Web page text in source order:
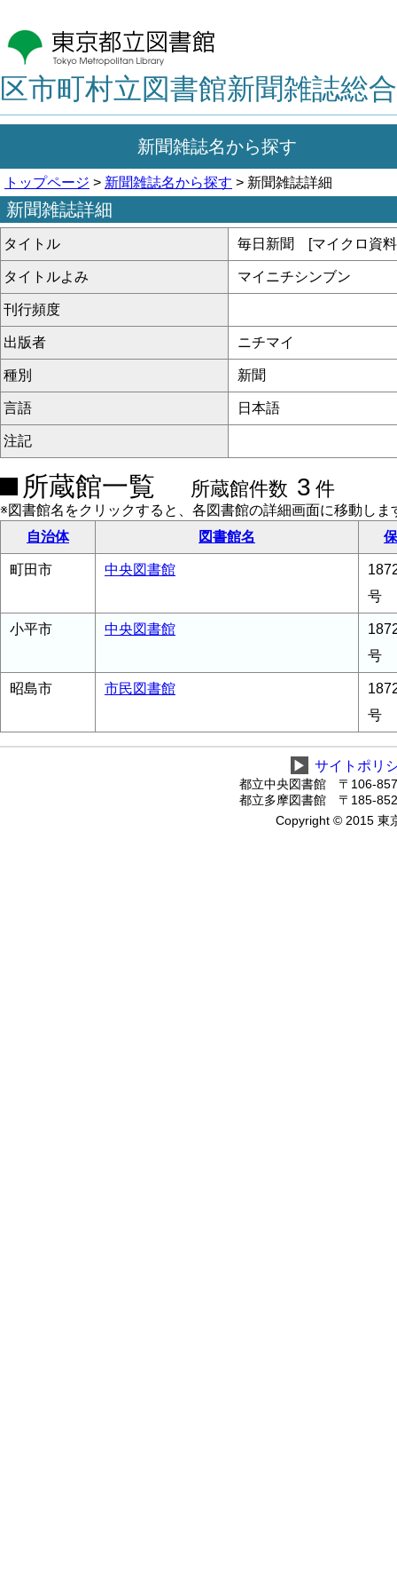
区市町村立図書館新聞雑誌総
新聞雑誌名から探す
トップページ > 新聞雑誌名から探す > 新聞雑誌詳細
新聞雑誌詳細
タイトル 毎日新聞 [マイクロ資
タイトルよみ マイニチシンブン
刊行頻度
出版者 ニチマイ
種別 新聞
言語 日本語
注記
所蔵館一覧 所蔵館件数 3 件
※図書館名をクリックすると、各図書館の詳細画面に移動しま
自治体
図書館名
町田市 中央図書館
号
小平市 中央図書館
号
昭島市 市民図書館
号
▶ サイトポリ
都立中央図書館 〒106-
都立多摩図書館 〒185-
Copyright © 2015 東